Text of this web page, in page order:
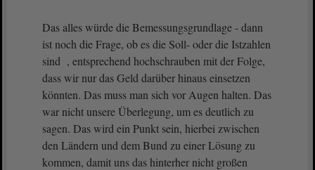
Das alles würde die Bemessungsgrundlage - dann
ist noch die Frage, ob es die Soll- oder die Istzahlen
sind , entsprechend hochschrauben mit der Folge,
dass wir nur das Geld darüber hinaus einsetzen
könnten. Das muss man sich vor Augen halten. Das
war nicht unsere Überlegung, um es deutlich zu
sagen. Das wird ein Punkt sein, hierbei zwischen
den Ländern und dem Bund zu einer Lösung zu
kommen, damit uns das hinterher nicht großen